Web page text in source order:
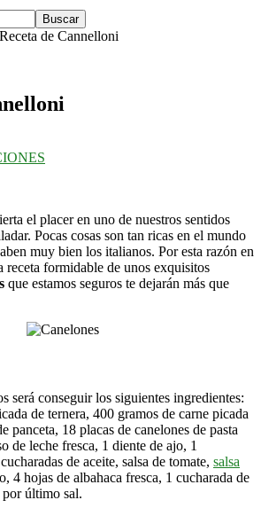
Receta de Cannelloni
el placer en uno de nuestros sentidos
Pocas cosas son tan ricas en el mundo
muy bien los italianos. Por esta razón en
receta formidable de unos exquisitos
que estamos seguros te dejarán más que
será conseguir los siguientes ingredientes:
de ternera, 400 gramos de carne picada
panceta, 18 placas de canelones de pasta
de leche fresca, 1 diente de ajo, 1
de aceite, salsa de tomate, salsa
4 hojas de albahaca fresca, 1 cucharada de
último sal.